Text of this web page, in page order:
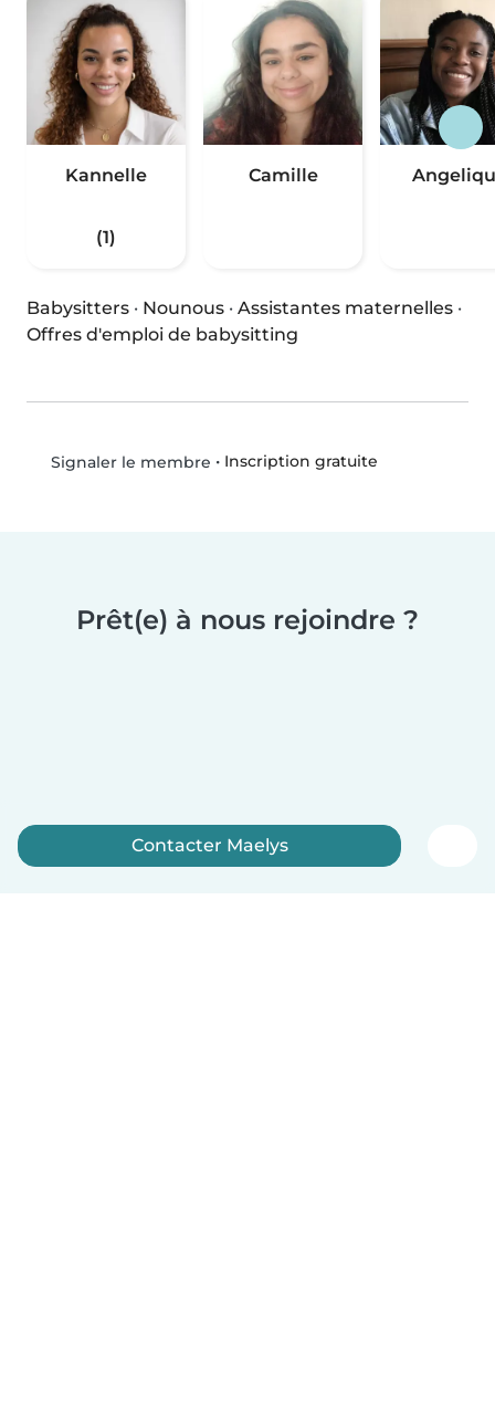
Kannelle
(1)
Camille
Babysitters · Nounous · Assistantes maternelles ·
Offres d'emploi de babysitting
Signaler le membre • Inscription gratuite
Prêt(e) à nous rejoindre ?
Contacter Maelys